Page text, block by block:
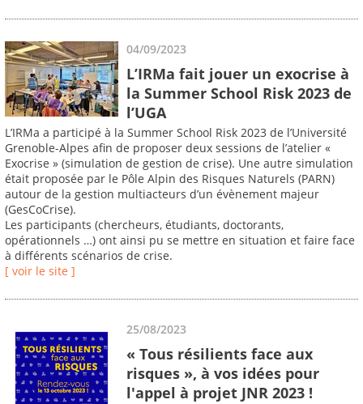
04/09/2023
L’IRMa fait jouer un exocrise à
la Summer School Risk 2023 de
l’UGA
L’IRMa a participé à la Summer School Risk 2023 de l’Université
Grenoble-Alpes afin de proposer deux sessions de l’atelier «
Exocrise » (simulation de gestion de crise). Une autre simulation
était proposée par le Pôle Alpin des Risques Naturels (PARN)
autour de la gestion multiacteurs d’un évènement majeur
(GesCoCrise).
Les participants (chercheurs, étudiants, doctorants,
opérationnels …) ont ainsi pu se mettre en situation et faire face
à différents scénarios de crise.
[ voir le site ]
25/08/2023
« Tous résilients face aux
risques », à vos idées pour
l'appel à projet JNR 2023 !